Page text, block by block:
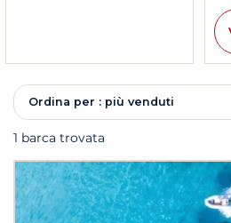
Ordina per : più venduti
1 barca trovata